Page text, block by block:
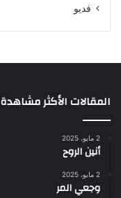
فديو
المقالات الأكثر مشاهدة
2 مايو، 2025
أنين الروح
2 مايو، 2025
وجعي المر